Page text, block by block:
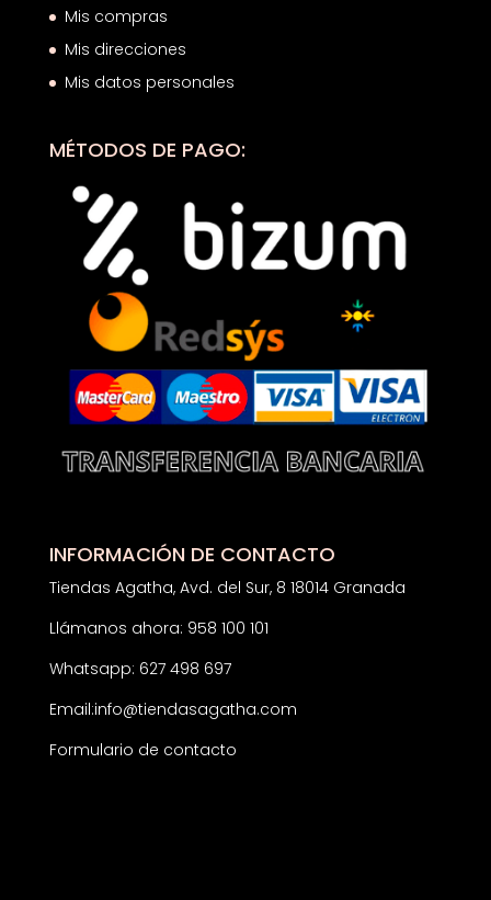
Mis compras
Mis direcciones
Mis datos personales
MÉTODOS DE PAGO:
INFORMACIÓN DE CONTACTO
Tiendas Agatha, Avd. del Sur, 8 18014 Granada
Llámanos ahora: 958 100 101
Whatsapp: 627 498 697
Email:info@tiendasagatha.com
Formulario de contacto